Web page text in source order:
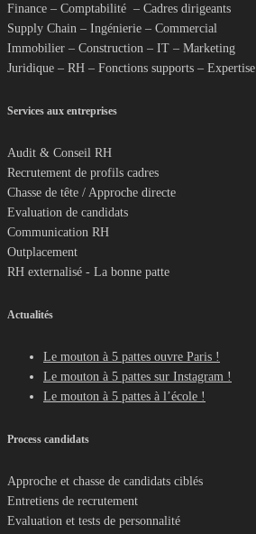
Finance – Comptabilité – Cadres dirigeants
Supply Chain – Ingénierie – Commercial
Immobilier – Construction – IT – Marketing
Juridique – RH – Fonctions supports – Expertise
Services aux entreprises
Audit & Conseil RH
Recrutement de profils cadres
Chasse de tête / Approche directe
Evaluation de candidats
Communication RH
Outplacement
RH externalisé - La bonne patte
Actualités
Le mouton à 5 pattes ouvre Paris !
Le mouton à 5 pattes sur Instagram !
Le mouton à 5 pattes à l’école !
Process candidats
Approche et chasse de candidats ciblés
Entretiens de recrutement
Evaluation et tests de personnalité